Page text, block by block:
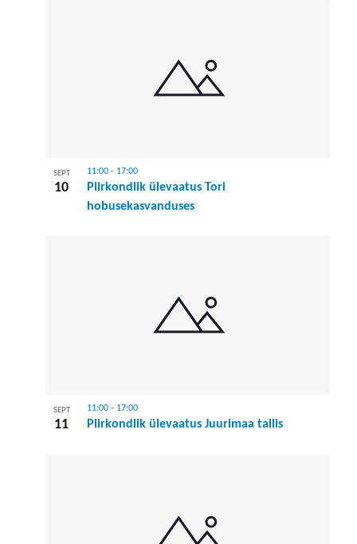
SEPT
10
Piirkondlik ülevaatus Tori
hobusekasvanduses
11:00- 17:00
SEPT
11 Piirkondlik ülevaatus Juurimaa tallis
11:00- 17:00